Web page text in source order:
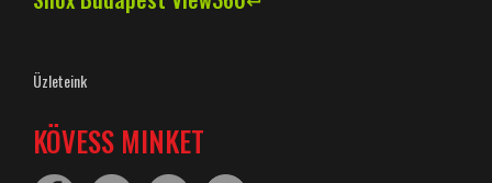
Üzleteink
KÖVESS MINKET